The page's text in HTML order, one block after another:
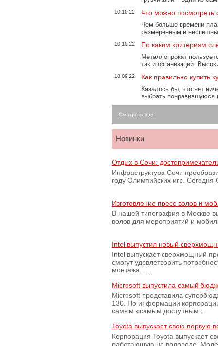
10.10.22 Что можно посмотреть
Чем больше времени
размеренным и
10.10.22 По каким критериям
Металлопрокат
так и организаций.
18.09.22 Как правильно купить
Казалось бы, что нет
выбрать
Смотреть все
Новинки
Отдых в Сочи:
Инфраструктура Сочи
году Олимпийских игр.
Изготовление пресс волов и
В нашей типография в Москве
волов для мероприятий и
Intel выпустил новый
Intel выпускает сверхмощный
смогут удовлетворить
монтажа. …
Microsoft выпустила самый
Microsoft представила
130. По информации
самым «самым доступным …
Toyota выпускает свою первую
Корпорация Toyota выпускает
работающую на водороде.